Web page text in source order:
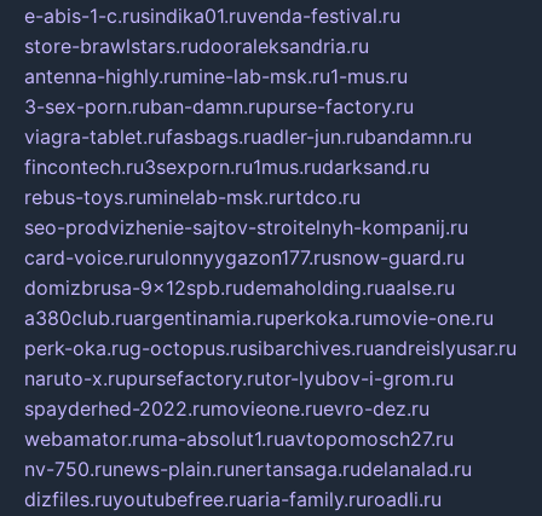
e-abis-1-c.rusindika01.ruvenda-festival.ru
store-brawlstars.rudooraleksandria.ru
antenna-highly.rumine-lab-msk.ru1-mus.ru
3-sex-porn.ruban-damn.rupurse-factory.ru
viagra-tablet.rufasbags.ruadler-jun.rubandamn.ru
fincontech.ru3sexporn.ru1mus.rudarksand.ru
rebus-toys.ruminelab-msk.rurtdco.ru
seo-prodvizhenie-sajtov-stroitelnyh-kompanij.ru
card-voice.rurulonnyygazon177.rusnow-guard.ru
domizbrusa-9x12spb.rudemaholding.ruaalse.ru
a380club.ruargentinamia.ruperkoka.rumovie-one.ru
perk-oka.rug-octopus.rusibarchives.ruandreislyusar.ru
naruto-x.rupursefactory.rutor-lyubov-i-grom.ru
spayderhed-2022.rumovieone.ruevro-dez.ru
webamator.ruma-absolut1.ruavtopomosch27.ru
nv-750.runews-plain.runertansaga.rudelanalad.ru
dizfiles.ruyoutubefree.ruaria-family.ruroadli.ru